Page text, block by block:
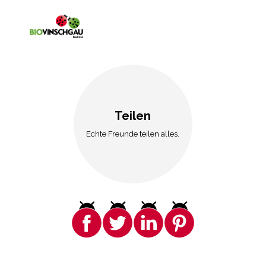
Teilen
Echte Freunde teilen alles.